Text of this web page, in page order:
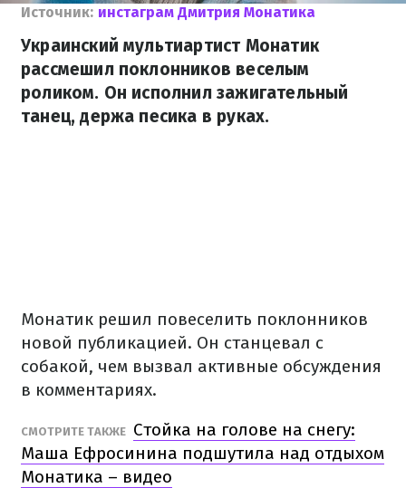
Источник: инстаграм Дмитрия Монатика
Украинский мультиартист Монатик
рассмешил поклонников веселым
роликом. Он исполнил зажигательный
танец, держа песика в руках.
Монатик решил повеселить поклонников
новой публикацией. Он станцевал с
собакой, чем вызвал активные обсуждения
в комментариях.
СМОТРИТЕ ТАКЖЕ Стойка на голове на снегу:
Маша Ефросинина подшутила над отдыхом
Монатика – видео